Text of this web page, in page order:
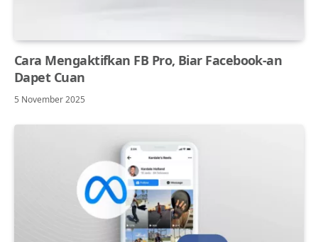
Cara Mengaktifkan FB Pro, Biar Facebook-an
Dapet Cuan
5 November 2025